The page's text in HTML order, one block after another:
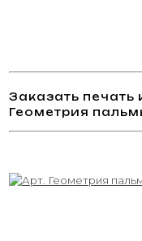
Заказать
Геометрия